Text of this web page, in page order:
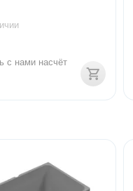
с нами насчёт